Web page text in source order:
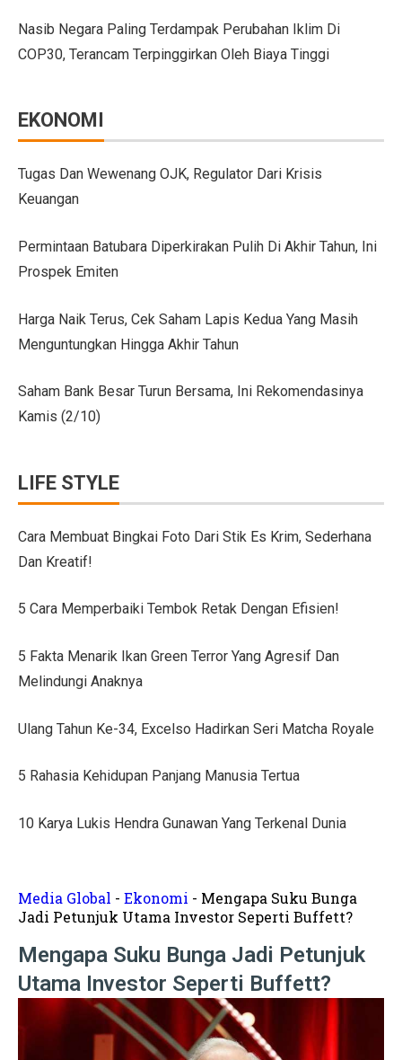
Daihatsu Rocky Diluncurkan di GIIAS: SUV Kompak
Hyundai Akan Rilis Mobil Listrik Baru Tahun Ini
28 Kendaraan Perusahaan di Aceh Tamiang Pakai
Pengalaman Pertama Mengemudi Jaecoo J8, SUV
Persaingan BMW dan Mercedes-Benz Hadapi Bebas
Citroen C3 Sport dan Jeep Gladiator Meluncur di
Uji Coba Mobil SUV JAECOO J8 SHS ARDIS di
Jeep Gladiator Sport Tampil di GIIAS Bandung 2025
GIIAS Bandung 2025: Konsistensi 54 Tahun Toyota
10 Model Batu Alam Dinding Minimalis Terbaru
Cara Membuat Bingkai Foto dari Stik Es Krim,
Tips Menata Hiasan Dinding untuk Ruang Tamu Estetis
Harga Kusen UPVC vs Aluminium, Ketahui
Tanda-Tanda Kanker Payudara yang Sering Diabaikan
Tren Rumah Scandinavian: Ciri Khas dan Aturan Desain
Anti Ribet, Gaya Hias Dinding Modern dari Stik Es
Idaman! 10 Desain Wajib untuk Rumah Sempit
5 Cara Menyemprot Dinding Basah agar Rapi dan Awet!
Mewah dan Megah, 10 Rumah Terbesar di Dunia!
Nasib Negara Paling Terdampak Perubahan Iklim Di
COP30, Terancam Terpinggirkan Oleh Biaya Tinggi
EKONOMI
Tugas Dan Wewenang OJK, Regulator Dari Krisis
Keuangan
Permintaan Batubara Diperkirakan Pulih Di Akhir Tahun, Ini
Prospek Emiten
Harga Naik Terus, Cek Saham Lapis Kedua Yang Masih
Menguntungkan Hingga Akhir Tahun
Saham Bank Besar Turun Bersama, Ini Rekomendasinya
Kamis (2/10)
LIFE STYLE
Cara Membuat Bingkai Foto Dari Stik Es Krim, Sederhana
Dan Kreatif!
5 Cara Memperbaiki Tembok Retak Dengan Efisien!
5 Fakta Menarik Ikan Green Terror Yang Agresif Dan
Melindungi Anaknya
Ulang Tahun Ke-34, Excelso Hadirkan Seri Matcha Royale
5 Rahasia Kehidupan Panjang Manusia Tertua
10 Karya Lukis Hendra Gunawan Yang Terkenal Dunia
Media Global - Ekonomi - Mengapa Suku Bunga
Jadi Petunjuk Utama Investor Seperti Buffett?
Mengapa Suku Bunga Jadi Petunjuk
Utama Investor Seperti Buffett?